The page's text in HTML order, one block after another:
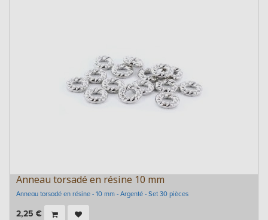
Anneau torsadé en résine 10 mm
Anneau torsadé en résine - 10 mm - Argenté - Set 30 pièces
2,25 €